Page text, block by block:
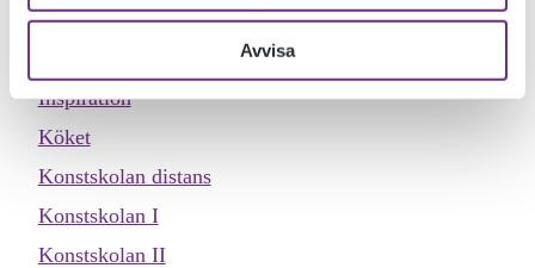
Avvisa
Dokumentärfilmskolan distans
Inspiration
Köket
Konstskolan distans
Konstskolan I
Konstskolan II